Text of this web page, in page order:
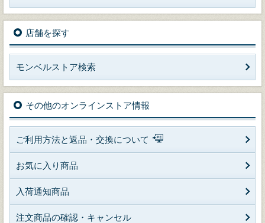
店舗を探す
モンベルストア検索
その他のオンラインストア情報
ご利用方法と返品・交換について
お気に入り商品
入荷通知商品
注文商品の確認・キャンセル